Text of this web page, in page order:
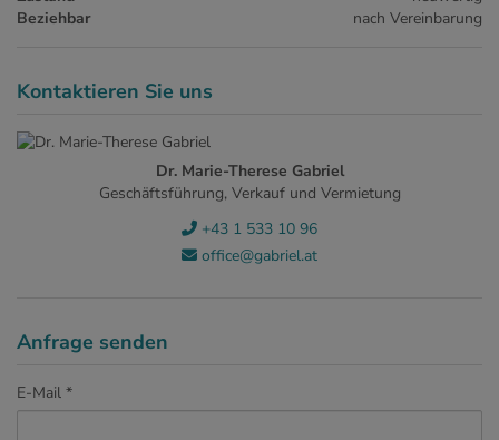
Beziehbar
nach Vereinbarung
Kontaktieren Sie uns
Dr. Marie-Therese Gabriel
Geschäftsführung, Verkauf und Vermietung
+43 1 533 10 96
office@gabriel.at
Anfrage senden
E-Mail